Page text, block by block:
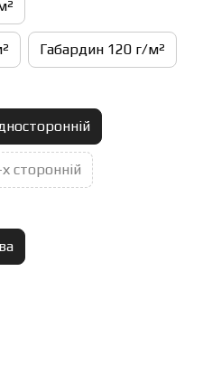
Габардин 120 г/м²
сторонній